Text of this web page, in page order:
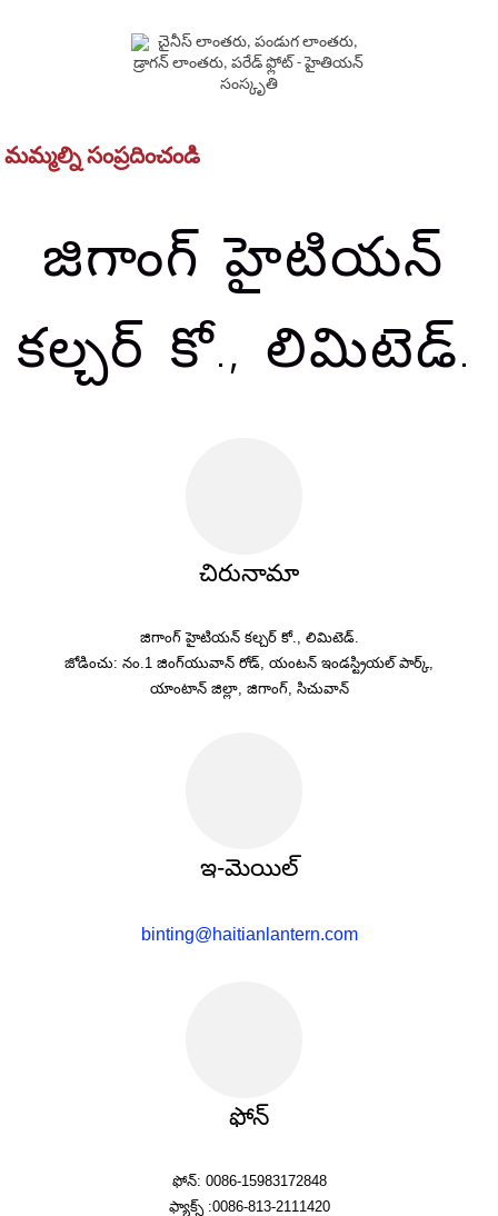
మమ్మల్ని సంప్రదించండి
జిగాంగ్ హైటియన్
కల్చర్ కో., లిమిటెడ్.
చిరునామా
జిగాంగ్ హైటియన్ కల్చర్ కో., లిమిటెడ్.
జోడించు: నం.1 జింగ్‌యువాన్ రోడ్, యంటన్ ఇండస్ట్రియల్ పార్క్,
యాంటాన్ జిల్లా, జిగాంగ్, సిచువాన్
ఇ-మెయిల్
binting@haitianlantern.com
ఫోన్
ఫోన్: 0086-15983172848
ఫ్యాక్స్ :0086-813-2111420